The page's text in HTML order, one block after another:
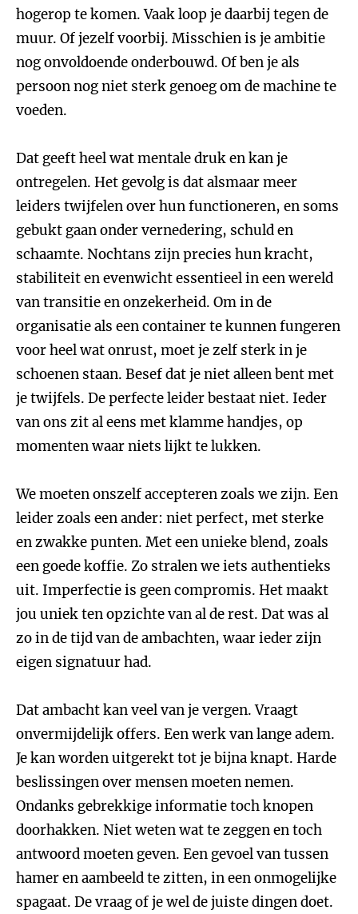
hogerop te komen. Vaak loop je daarbij tegen de
muur. Of jezelf voorbij. Misschien is je ambitie
nog onvoldoende onderbouwd. Of ben je als
persoon nog niet sterk genoeg om de machine te
voeden.
Dat geeft heel wat mentale druk en kan je
ontregelen. Het gevolg is dat alsmaar meer
leiders twijfelen over hun functioneren, en soms
gebukt gaan onder vernedering, schuld en
schaamte. Nochtans zijn precies hun kracht,
stabiliteit en evenwicht essentieel in een wereld
van transitie en onzekerheid. Om in de
organisatie als een container te kunnen fungeren
voor heel wat onrust, moet je zelf sterk in je
schoenen staan. Besef dat je niet alleen bent met
je twijfels. De perfecte leider bestaat niet. Ieder
van ons zit al eens met klamme handjes, op
momenten waar niets lijkt te lukken.
We moeten onszelf accepteren zoals we zijn. Een
leider zoals een ander: niet perfect, met sterke
en zwakke punten. Met een unieke blend, zoals
een goede koffie. Zo stralen we iets authentieks
uit. Imperfectie is geen compromis. Het maakt
jou uniek ten opzichte van al de rest. Dat was al
zo in de tijd van de ambachten, waar ieder zijn
eigen signatuur had.
Dat ambacht kan veel van je vergen. Vraagt
onvermijdelijk offers. Een werk van lange adem.
Je kan worden uitgerekt tot je bijna knapt. Harde
beslissingen over mensen moeten nemen.
Ondanks gebrekkige informatie toch knopen
doorhakken. Niet weten wat te zeggen en toch
antwoord moeten geven. Een gevoel van tussen
hamer en aambeeld te zitten, in een onmogelijke
spagaat. De vraag of je wel de juiste dingen doet.